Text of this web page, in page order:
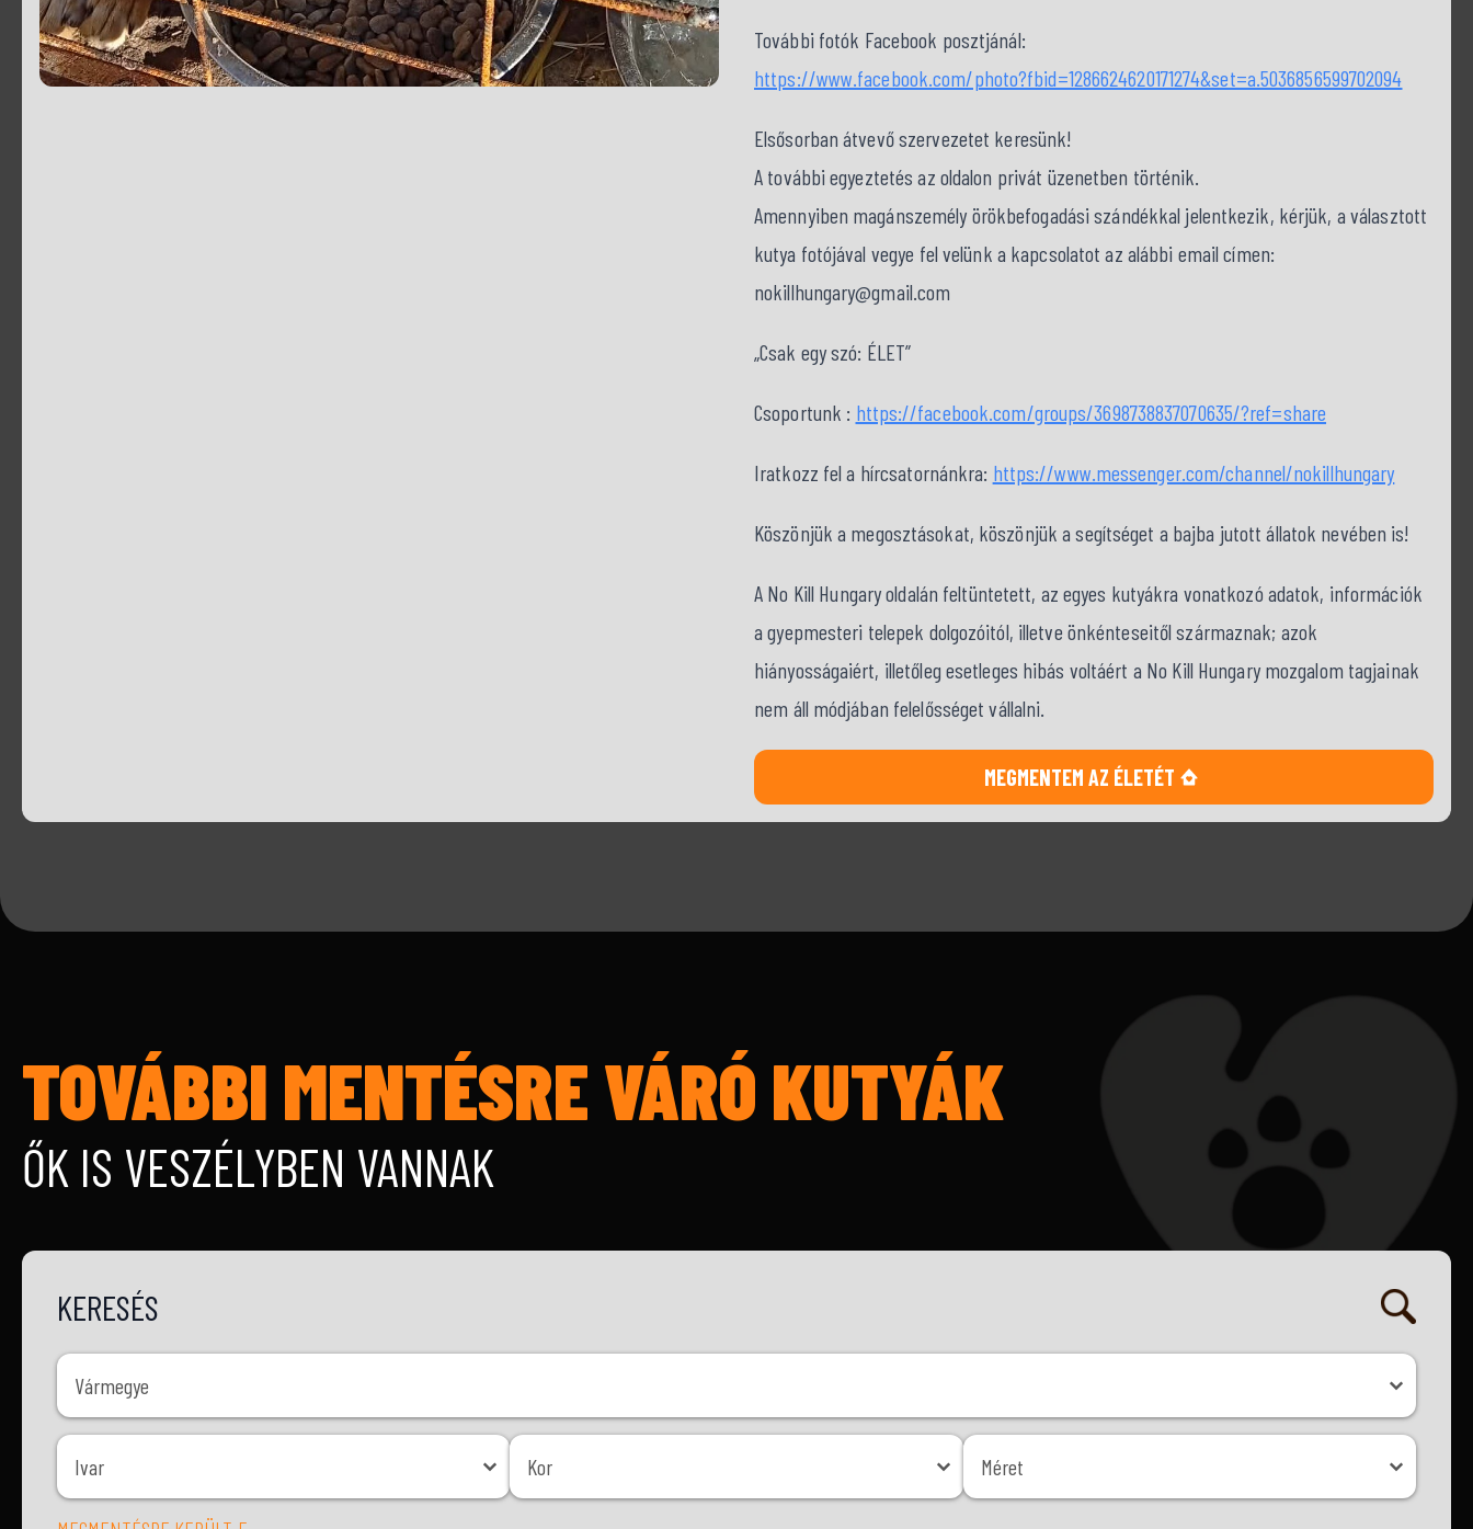
További fotók Facebook posztjánál:
https://www.facebook.com/photo?fbid=1286624620171274&set=a.5036856599702094
Elsősorban átvevő szervezetet keresünk!
A további egyeztetés az oldalon privát üzenetben történik.
Amennyiben magánszemély örökbefogadási szándékkal jelentkezik, kérjük, a választott
kutya fotójával vegye fel velünk a kapcsolatot az alábbi email címen:
nokillhungary@gmail.com
„Csak egy szó: ÉLET”
Csoportunk : https://facebook.com/groups/3698738837070635/?ref=share
Iratkozz fel a hírcsatornánkra: https://www.messenger.com/channel/nokillhungary
Köszönjük a megosztásokat, köszönjük a segítséget a bajba jutott állatok nevében is!
A No Kill Hungary oldalán feltüntetett, az egyes kutyákra vonatkozó adatok, információk
a gyepmesteri telepek dolgozóitól, illetve önkénteseitől származnak; azok
hiányosságaiért, illetőleg esetleges hibás voltáért a No Kill Hungary mozgalom tagjainak
nem áll módjában felelősséget vállalni.
MEGMENTEM AZ ÉLETÉT
TOVÁBBI MENTÉSRE VÁRÓ KUTYÁK
ŐK IS VESZÉLYBEN VANNAK
KERESÉS
Vármegye
Vármegye
Ivar
Ivar
Kor
Kor
Méret
Méret